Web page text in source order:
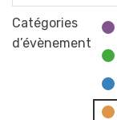
Catégories
d’évènement